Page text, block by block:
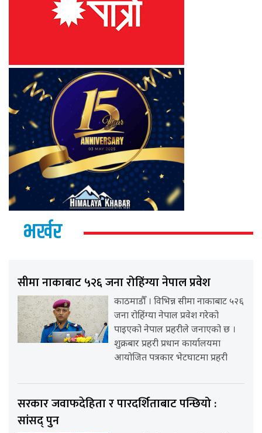
भर्खर
सीमा नाकाबाट ५२६ जना रोहिंग्या नेपाल प्रवेश
काठमाडौँ । विभिन्न सीमा नाकाबाट ५२६
जना रोहिंग्या नेपाल प्रवेश गरेको
पाइएको नेपाल प्रहरीले जनाएको छ ।
शुक्रबार प्रहरी प्रधान कार्यालयमा
आयोजित पत्रकार भेटघाटमा प्रहरी
सरकार जवाफदेहिता र पारदर्शिताबाट पन्छियो :
सांसद् पुन